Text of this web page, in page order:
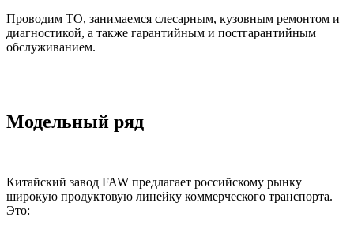
Проводим ТО, занимаемся слесарным, кузовным ремонтом и
диагностикой, а также гарантийным и постгарантийным
обслуживанием.
Модельный ряд
Китайский завод FAW предлагает российскому рынку
широкую продуктовую линейку коммерческого транспорта.
Это: